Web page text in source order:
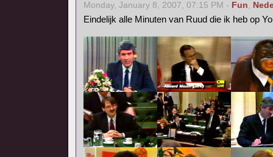
Monday, January 8, 2007, 07:15 PM - Fun,
Eindelijk alle Minuten van Ruud die ik heb op